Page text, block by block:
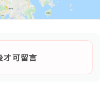
才可留言